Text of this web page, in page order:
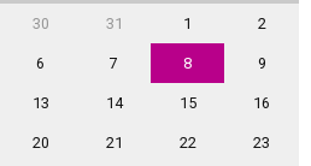
30 31 1 2
6 7 8 9
13 14 15 16
20 21 22 23